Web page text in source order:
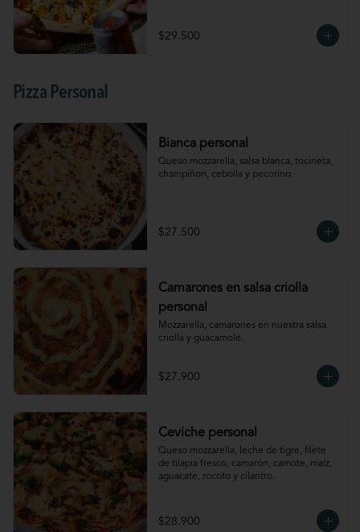
$29.500
Pizza Personal
Bianca personal
Queso mozzarella, salsa blanca, tocineta,
champiñon, cebolla y pecorino.
$27.500
Camarones en salsa criolla
personal
Mozzarella, camarones en nuestra salsa
criolla y guacamole.
$27.900
Ceviche personal
Queso mozzarella, leche de tigre, filete
de tilapia fresco, camarón, camote, maíz,
aguacate, rocoto y cilantro.
$28.900